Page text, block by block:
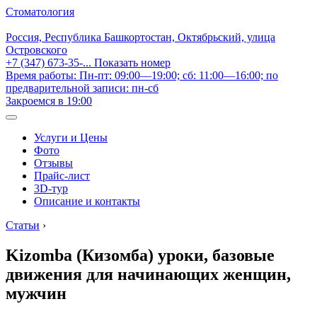
Стоматология
Россия, Республика Башкортостан, Октябрьский, улица
Островского
+7 (347) 673-35-... Показать номер
Время работы: Пн-пт: 09:00—19:00; сб: 11:00—16:00; по
предварительной записи: пн-сб
Закроемся в 19:00
Услуги и Цены
Фото
Отзывы
Прайс-лист
3D-тур
Описание и контакты
Статьи ›
Kizomba (Кизомба) уроки, базовые
движения для начинающих женщин,
мужчин